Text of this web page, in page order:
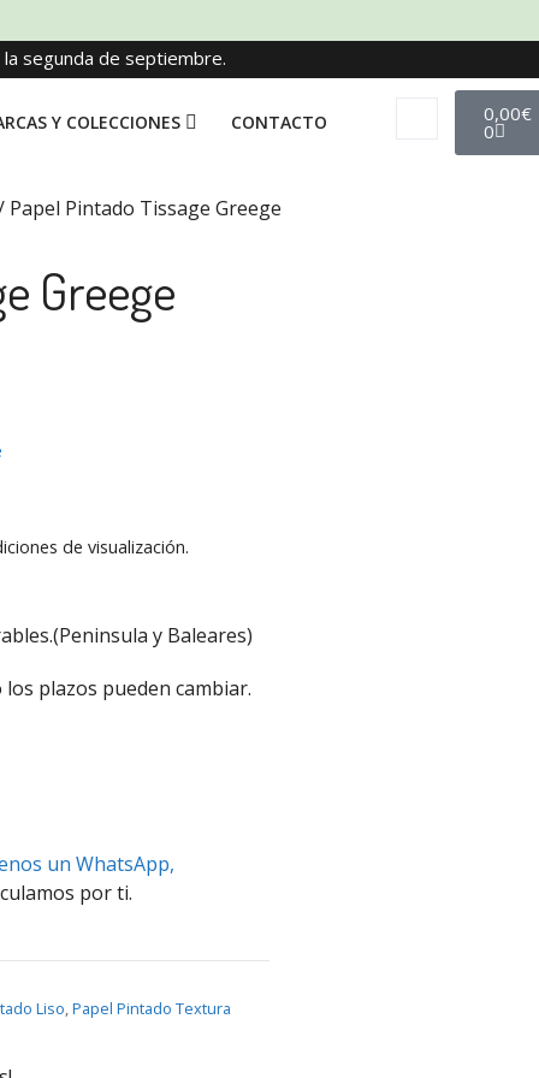
segunda de septiembre.
Y COLECCIONES CONTACTO 0,00€
0
Papel Pintado Tissage Greege
Greege
de visualización.
y Baleares)
plazos pueden cambiar.
un WhatsApp,
por ti.
Liso,Papel Pintado Textura